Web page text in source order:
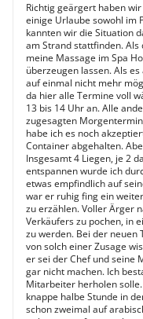
Richtig geärgert haben
einige Urlaube sowohl im
kannten wir die Situation
am Strand stattfinden.
meine Massage im Spa
überzeugen lassen. Als
auf einmal nicht mehr
da hier alle Termine voll
13 bis 14 Uhr an. Alle
zugesagten
habe ich es noch
Container abgehalten.
Insgesamt 4 Liegen, je 2
entspannen wurde ich
etwas empfindlich auf
war er ruhig fing ein
zu erzählen. Voller Ärger
Verkäufers zu pochen, in
zu werden. Bei der
von solch einer Zusage
er sei der Chef und seine
gar nicht machen. Ich
Mitarbeiter herholen
knappe halbe Stunde in
schon zweimal auf